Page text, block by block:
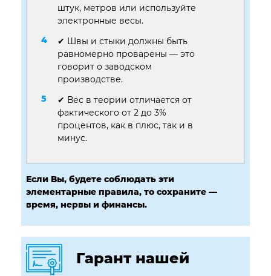
штук, метров или используйте
электронные весы.
✔ Швы и стыки должны быть
равномерно проварены — это
говорит о заводском
производстве.
✔ Вес в теории отличается от
фактического от 2 до 3%
процентов, как в плюс, так и в
минус.
Если Вы, будете соблюдать эти
элементарные правила, то сохраните —
время, нервы и финансы.
Гарант нашей